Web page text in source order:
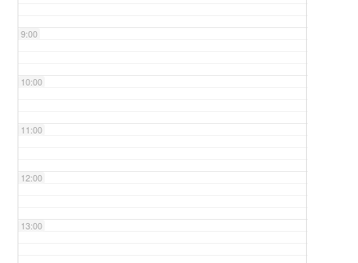
9:00
10:00
11:00
12:00
13:00